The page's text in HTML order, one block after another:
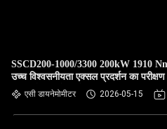
SSCD200-1000/3300 200kW 1910
उच्च विश्वसनीयता एक्सल प्रदर्शन का
डायनामोमीटर टेस्ट बेंच सिस्टम
एसी डायनेमोमीटर 2026-05-15